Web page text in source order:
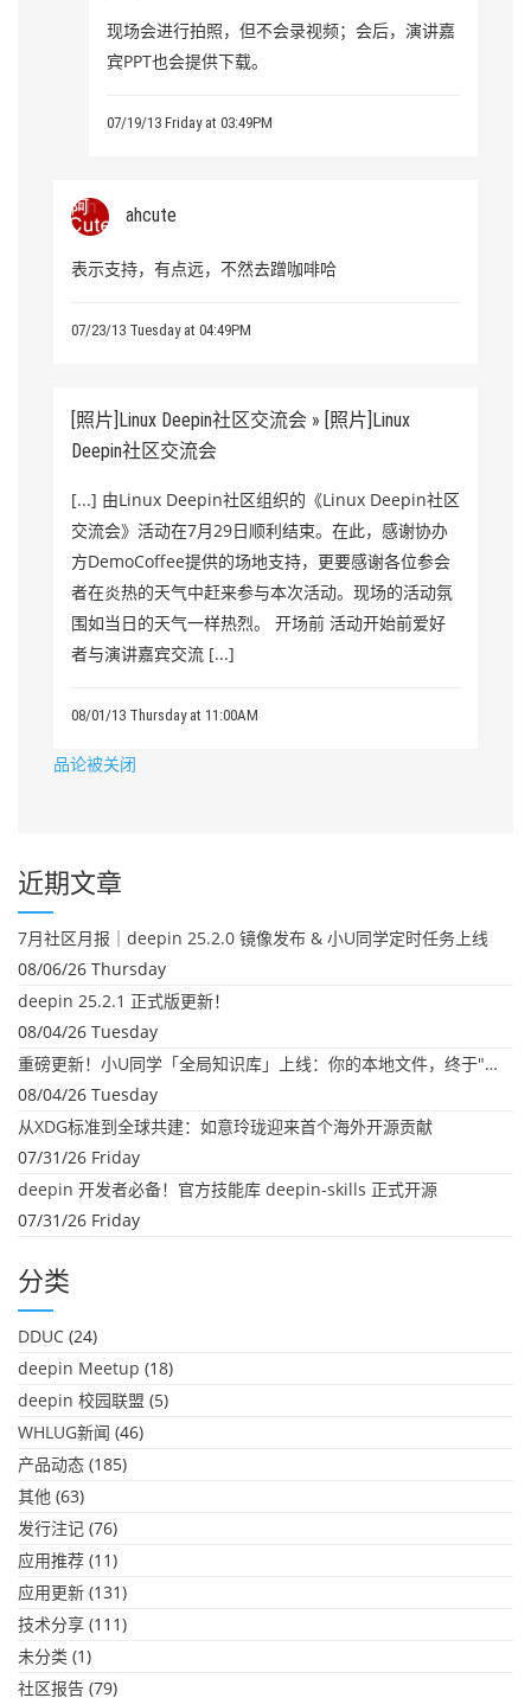
现场会进行拍照，但不会录视频；会后，演讲嘉
宾PPT也会提供下载。
07/19/13 Friday at 03:49PM
ahcute
表示支持，有点远，不然去蹭咖啡哈
07/23/13 Tuesday at 04:49PM
[照片]Linux Deepin社区交流会 » [照片]Linux
Deepin社区交流会
[...] 由Linux Deepin社区组织的《Linux Deepin社区
交流会》活动在7月29日顺利结束。在此，感谢协办
方DemoCoffee提供的场地支持，更要感谢各位参会
者在炎热的天气中赶来参与本次活动。现场的活动氛
围如当日的天气一样热烈。 开场前 活动开始前爱好
者与演讲嘉宾交流 [...]
08/01/13 Thursday at 11:00AM
品论被关闭
近期文章
7月社区月报｜deepin 25.2.0 镜像发布 & 小U同学定时任务上线
08/06/26 Thursday
deepin 25.2.1 正式版更新！
08/04/26 Tuesday
重磅更新！小U同学「全局知识库」上线：你的本地文件，终于"活"起来了
08/04/26 Tuesday
从XDG标准到全球共建：如意玲珑迎来首个海外开源贡献
07/31/26 Friday
deepin 开发者必备！官方技能库 deepin-skills 正式开源
07/31/26 Friday
分类
DDUC (24)
deepin Meetup (18)
deepin 校园联盟 (5)
WHLUG新闻 (46)
产品动态 (185)
其他 (63)
发行注记 (76)
应用推荐 (11)
应用更新 (131)
技术分享 (111)
未分类 (1)
社区报告 (79)